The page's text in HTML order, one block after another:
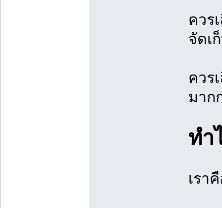
ควร
จัดเ
ควร
มาก
ทำ
เรา